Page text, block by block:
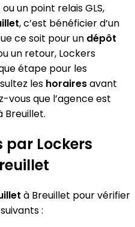
un point relais GLS,
, c’est bénéficier d’un
ce soit pour un dépôt
un retour, Lockers
étape pour les
les horairesavant
vous que l’agence est
Breuillet.
par Lockers
à Breuillet pour vérifier
: